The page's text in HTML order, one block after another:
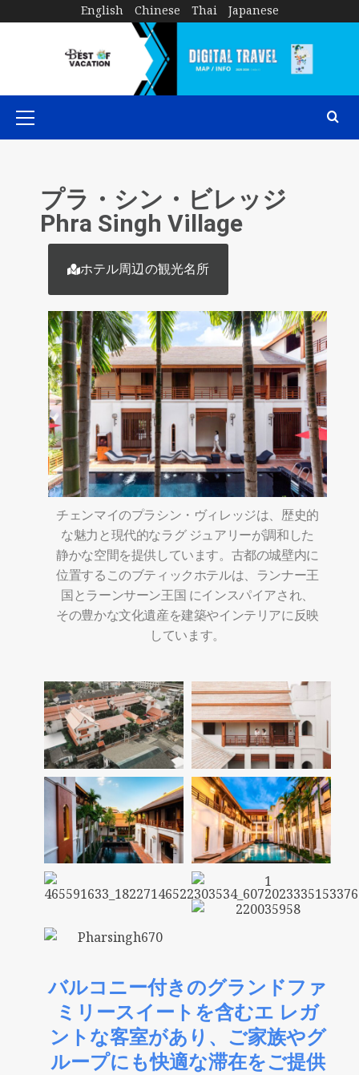
English Chinese Thai Japanese
プラ・シン・ビレッジ
Phra Singh Village
ホテル周辺の観光名所
チェンマイのプラシン・ヴィレッジは、歴史的
な魅力と現代的なラグ ジュアリーが調和した
静かな空間を提供しています。古都の城壁内に
位置するこのブティックホテルは、ランナー王
国とラーンサーン王国 にインスパイアされ、
その豊かな文化遺産を建築やインテリアに反映
しています。
バルコニー付きのグランドファ
ミリースイートを含むエ レガ
ントな客室があり、ご家族やグ
ループにも快適な滞在をご提供